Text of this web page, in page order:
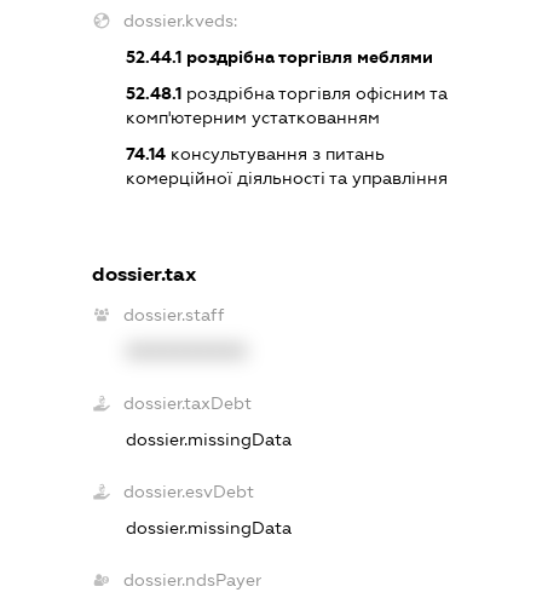
dossier.kveds:
52.44.1роздрібна торгівля меблями
52.48.1роздрібна торгівля офісним та
комп'ютерним устаткованням
74.14консультування з питань
комерційної діяльності та управління
dossier.tax
dossier.staff
dossier.taxDebt
dossier.missingData
dossier.esvDebt
dossier.missingData
dossier.ndsPayer